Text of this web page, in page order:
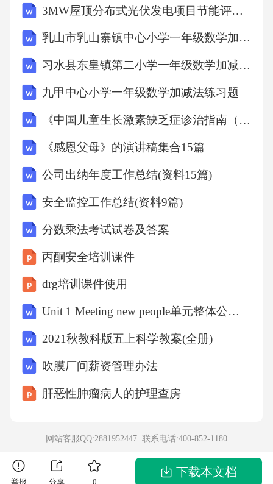
3MW屋顶分布式光伏发电项目节能评估报告
乳山市乳山寨镇中心小学一年级数学加减法练习题
习水县东皇镇第二小学一年级数学加减法练习题
九甲中心小学一年级数学加减法练习题
《中国儿童生长激素缺乏症诊治指南（2024版）》权威临床解读
《感恩父母》的演讲稿集合15篇
公司出纳年度工作总结(资料15篇)
安全监控工作总结(资料9篇)
分数乘法考试试卷及答案
丙酮安全培训课件
drg培训课件使用
Unit 1 Meeting new people单元整体公开课一等奖创新教学设计（共六课时）
2021秋教科版五上科学教案(全册)
吹膜厂间薪资管理办法
肝恶性肿瘤病人的护理查房
网站客服QQ:2881952447 联系电话:400-852-1180
举报 分享 0
下载本文档